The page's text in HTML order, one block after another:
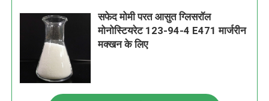
सफेद मोमी परत आसुत ग्लिसरॉल
मोनोस्टियरेट 123-94-4 E471 मार्जरीन
मक्खन के लिए